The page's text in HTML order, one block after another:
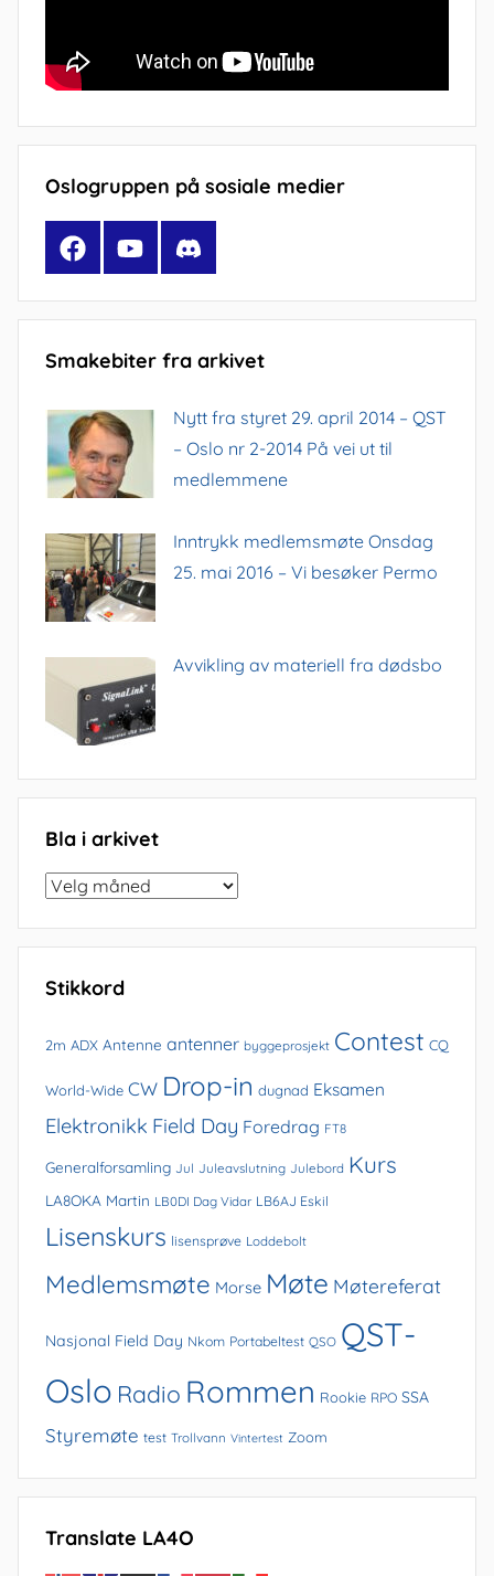
Oslogruppen på sosiale medier
FacebookYouTubeDiscord
Smakebiter fra arkivet
Nytt fra styret 29. april 2014 – QST
– Oslo nr 2-2014 På vei ut til
medlemmene
Inntrykk medlemsmøte Onsdag
25. mai 2016 – Vi besøker Permo
Avvikling av materiell fra dødsbo
Bla i arkivet
Bla
arkivet
Stikkord
2m ADX Antenne antenner byggeprosjekt Contest CQ
World-Wide CW Drop-in dugnad Eksamen
Elektronikk Field Day Foredrag FT8
Generalforsamling Jul Juleavslutning Julebord Kurs
LA8OKA Martin LB0DI Dag Vidar LB6AJ Eskil
Lisenskurs lisensprøve Loddebolt
Medlemsmøte Morse Møte Møtereferat
Nasjonal Field Day Nkom Portabeltest QSO QST-
Oslo Radio Rommen Rookie RPO SSA
Styremøte test Trollvann Vintertest Zoom
Translate LA4O